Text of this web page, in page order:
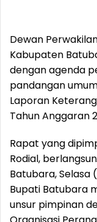
Dewan
Kabupaten
dengan agenda
pandangan
Laporan
Tahun Anggaran
Rapat yang
Rodial,
Batubara, Selasa
Bupati Batubara
unsur pimpinan